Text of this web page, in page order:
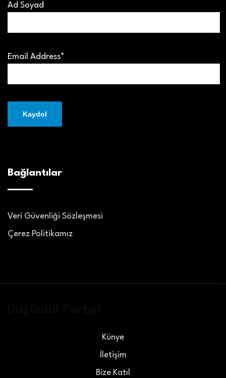
Ad Soyad
Email Address*
Bağlantılar
Veri Güvenliği Sözleşmesi
Çerez Politikamız
Künye
İletişim
Bize Katıl